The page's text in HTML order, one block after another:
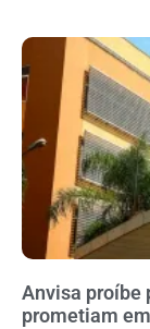
Anvisa proíbe
prometiam